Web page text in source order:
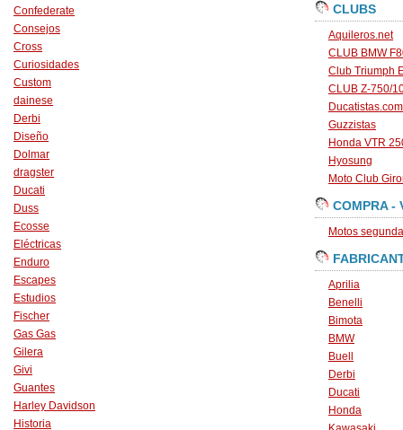
Confederate
Consejos
Cross
Curiosidades
Custom
dainese
Derbi
Diseño
Dolmar
dragster
Ducati
Duss
Ecosse
Eléctricas
Enduro
Escapes
Estudios
Fischer
Gas Gas
Gilera
Givi
Guantes
Harley Davidson
Historia
CLUBS
Aquileros.net
CLUB BMW
Club Triumph
CLUB Z-750/
Ducatistas.com
Guzzistas
Honda VTR
Hyosung
Moto Club
COMPRA -
Motos
Aprilia
Benelli
Bimota
BMW
Buell
Derbi
Ducati
Honda